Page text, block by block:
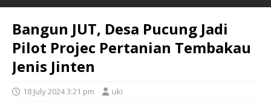
Bangun JUT, Desa Pucung Jadi
Pilot Projec Pertanian Tembakau
Jenis Jinten
18 July 2024 3:21 pm uki